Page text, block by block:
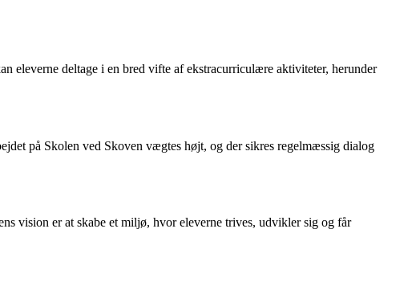
eleverne deltage i en bred vifte af ekstracurriculære aktiviteter, herunder
på Skolen ved Skoven vægtes højt, og der sikres regelmæssig dialog
vision er at skabe et miljø, hvor eleverne trives, udvikler sig og får